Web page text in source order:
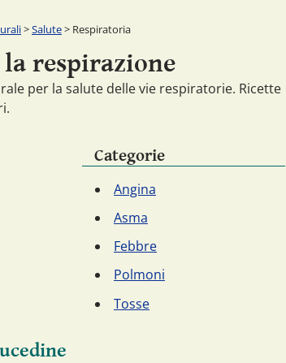
>Salute> Respiratoria
respirazione
per la salute delle vie respiratorie. Ricette
Categorie
Angina
Asma
Febbre
Polmoni
Tosse